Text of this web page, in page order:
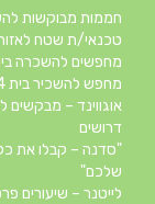
חממות מבוקשות
טכנאי/ת שטח
מחפשים להשכרה
מחפש להשכיר בית 4 או 5 חדרים
אוגווינד – מבקשים
דרושים
שלכם"
לייטנר – שיעורים